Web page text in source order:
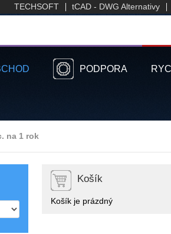
TECHSOFT tCAD - DWG Alternativy
PODPORA
na 1 rok
Košík
Košík je prázdný